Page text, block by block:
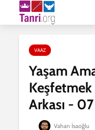
VAAZ
Yaşam
Arkası -
Vahan İsaoğlu